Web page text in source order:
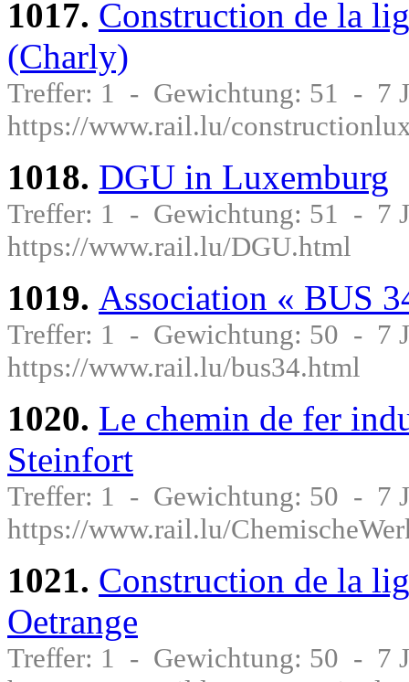
1017. Construction de la
(Charly)
Treffer: 1 - Gewichtung: 51 - 7
https://www.rail.lu/
1018. DGU in Luxemburg
Treffer: 1 - Gewichtung: 51 - 7
https://www.rail.lu/DGU.html
1019. Association « BUS
Treffer: 1 - Gewichtung: 50 - 7
https://www.rail.lu/bus34.html
1020. Le chemin de fer
Steinfort
Treffer: 1 - Gewichtung: 50 - 7
https://www.rail.lu/
1021. Construction de la
Oetrange
Treffer: 1 - Gewichtung: 50 - 7